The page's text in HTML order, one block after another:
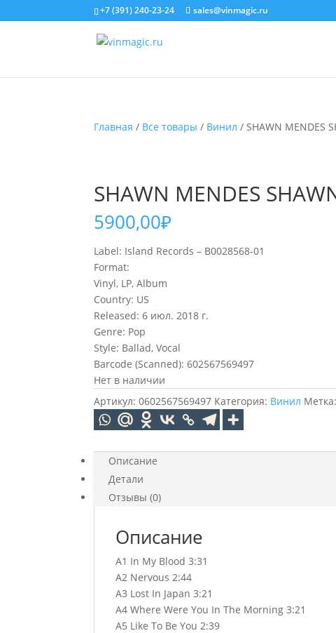
+7 (391) 240-23-24 sales@vinmagic.ru
Главная / Все товары / Винил / SHAWN MENDES
SHAWN MENDES
5900,00₽
Label: Island Records – B0028568-01
Format:
Vinyl, LP, Album
Country: US
Released: 6 июл. 2018 г.
Genre: Pop
Style: Ballad, Vocal
Barcode (Scanned): 602567569497
Нет в наличии
Артикул:0602567569497 Категория: Винил Метка:
Описание
Детали
Отзывы (0)
Описание
A1 In My Blood 3:31
A2 Nervous 2:44
A3 Lost In Japan 3:21
A4 Where Were You In The Morning 3:21
A5 Like To Be You 2:39